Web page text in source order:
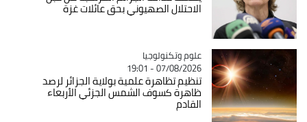
الاحتلال الصهيوني بحق عائلات غزة
Catégorie
علوم وتكنولوجيا
07/08/2026 - 19:01
تنظيم تظاهرة علمية بولاية الجزائر لرصد
ظاهرة كسوف الشمس الجزئي الأربعاء
القادم